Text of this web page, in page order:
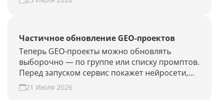
Частичное обновление GEO-проектов
Теперь GEO-проекты можно обновлять
выборочно — по группе или списку промптов.
Перед запуском сервис покажет нейросети,
объём проверки и расход лимитов. Проверьте
новые запросы или результат GEO-работ без
21 Июля 2026